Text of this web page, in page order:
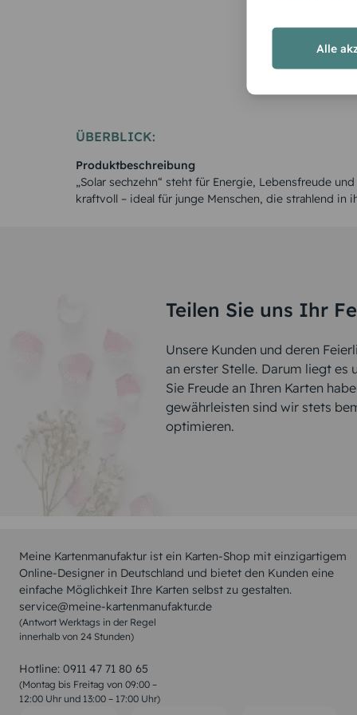
ÜBERBLICK:
Produktbeschreibung
„Solar sechzehn“ steht für Energie, Lebensfreude
kraftvoll – ideal für junge Menschen, die strahlend in
Teilen Sie uns Ihr
Unsere Kunden und deren
an erster Stelle. Darum liegt es
Sie Freude an Ihren Karten
gewährleisten sind wir stets
optimieren.
Meine Kartenmanufaktur ist ein Karten-Shop mit einzigartigem
Online-Designer in Deutschland und bietet den Kunden eine
einfache Möglichkeit Ihre Karten selbst zu gestalten.
service@meine-kartenmanufaktur.de
(Antwort Werktags in der Regel
innerhalb von 24 Stunden)
Hotline: 0911 47 71 80 65
(Montag bis Freitag von 09:00 –
12:00 Uhr und 13:00 – 17:00 Uhr)
Alle